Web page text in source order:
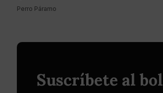
Perro Páramo
Suscríbete al